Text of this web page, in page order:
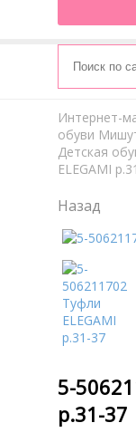
Интернет-
обуви
Детская
ELEGAMI
Назад
5-
р.31-37